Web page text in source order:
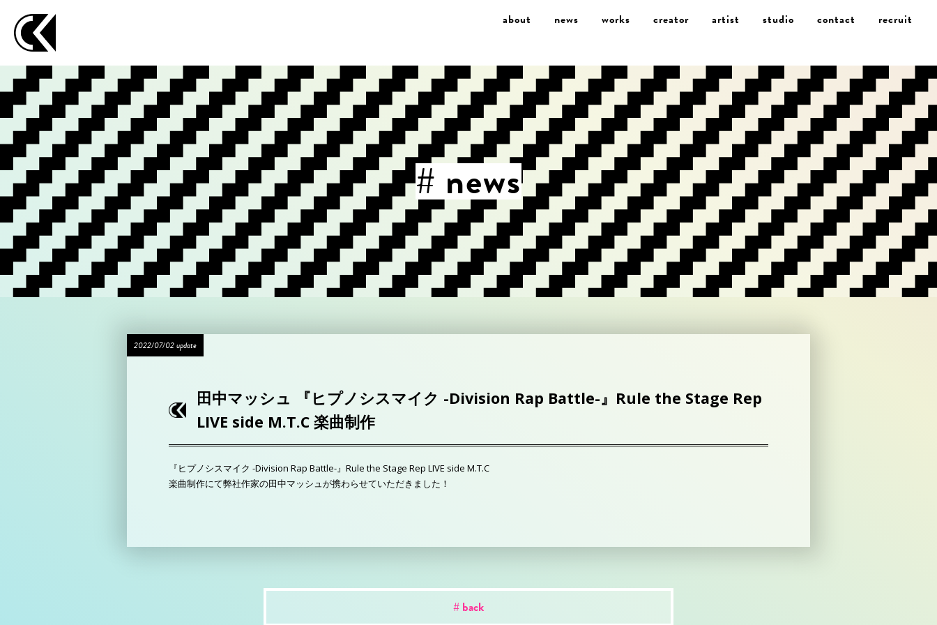
about news works creator artist studio contact recruit
# news
2022/07/02 update
田中マッシュ 『ヒプノシスマイク -Division Rap Battle-』Rule the Stage Rep
LIVE side M.T.C 楽曲制作
『ヒプノシスマイク -Division Rap Battle-』Rule the Stage Rep LIVE side M.T.C
楽曲制作にて弊社作家の田中マッシュが携わらせていただきました！
# back